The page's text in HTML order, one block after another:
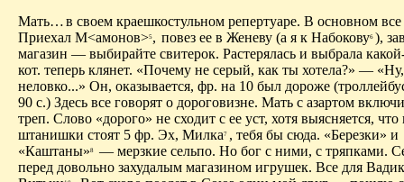
Мать…в своем краешкостульном репертуаре. В основном
Приехал М<амонов>5, повез ее в Женеву (а я к Набокову6 ),
магазин — выбирайте свитерок. Растерялась и выбрала
кот. теперь клянет. «Почему не серый, как ты хотела?» —
неловко...» Он, оказывается, фр. на 10 был дороже
90 с.) Здесь все говорят о дороговизне. Мать с азартом
треп. Слово «дорого» не сходит с ее уст, хотя выясняется, что
штанишки стоят 5 фр. Эх, Милка7 , тебя бы сюда. «Березки» и
«Каштаны»8
— мерзкие сельпо. Но бог с ними, с тряпками.
перед довольно захудалым магазином игрушек. Все для